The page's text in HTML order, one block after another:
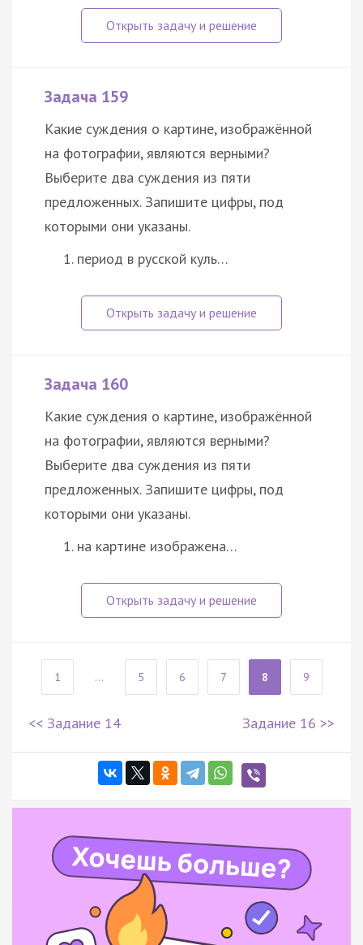
Задача 159
Какие суждения о картине, изображённой
на фотографии, являются верными?
Выберите два суждения из пяти
предложенных. Запишите цифры, под
которыми они указаны.
период в русской куль…
Задача 160
Какие суждения о картине, изображённой
на фотографии, являются верными?
Выберите два суждения из пяти
предложенных. Запишите цифры, под
которыми они указаны.
на картине изображена…
1 ... 5 6 7 8 9
<< Задание 14 Задание 16 >>